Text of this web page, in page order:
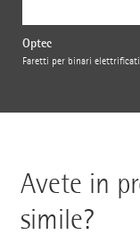
Optec
Faretti per binari elettrificati
Avete in
simile?